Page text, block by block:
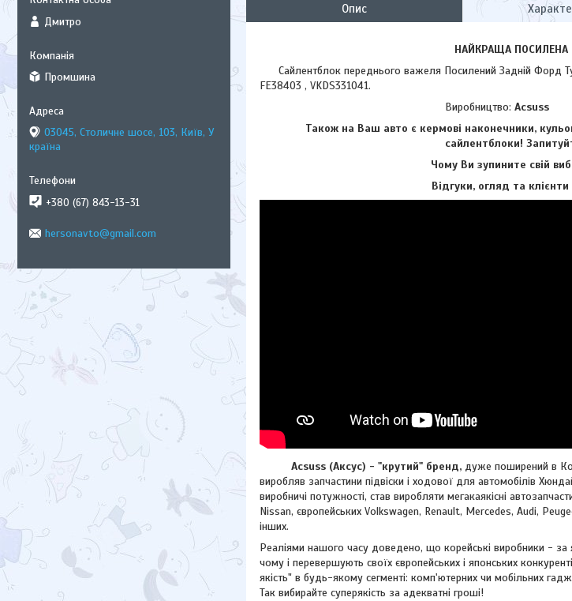
Опис
НАЙКРАЩА ПОСИЛЕНА
Сайлентблок переднього важеля Посилений Задній Форд
FE38403 , VKDS331041.
Виробництво: Acsuss
Також на Ваш авто є кермові наконечники,
сайлентблоки!
Чому Ви зупините свій
Відгуки, огляд та
Acsuss (Аксус) - "крутий" бренд, дуже поширений в
виробляв запчастини підвіски і ходової для автомобілів
виробничі потужності, став виробляти мегакаякісні
Nissan, європейських Volkswagen, Renault, Mercedes, Audi,
інших.
Реаліями нашого часу доведено, що корейські виробники - за
чому і перевершують своїх європейських і японських
якість" в будь-якому сегменті: комп'ютерних чи мобільних
Так вибирайте суперякість за адекватні гроші!
Дмитро
Промшина
03045, Столичне шосе, 103, Київ, У
країна
+380 (67) 843-13-31
hersonavto@gmail.com